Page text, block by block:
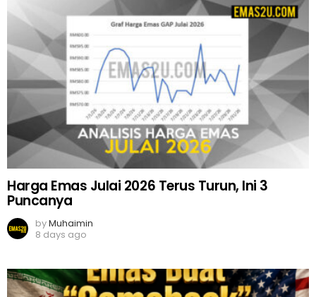
Harga Emas Julai 2026 Terus Turun, Ini 3
Puncanya
byMuhaimin
8 days ago